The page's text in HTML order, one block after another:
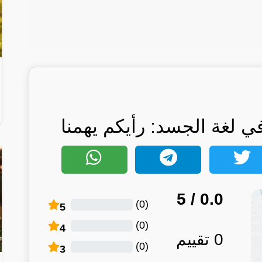
لغة الجسد: رأيكم يهمنا
0.0
/ 5
0 تقييم
5 (
0
)
4 (
0
)
3 (
0
)